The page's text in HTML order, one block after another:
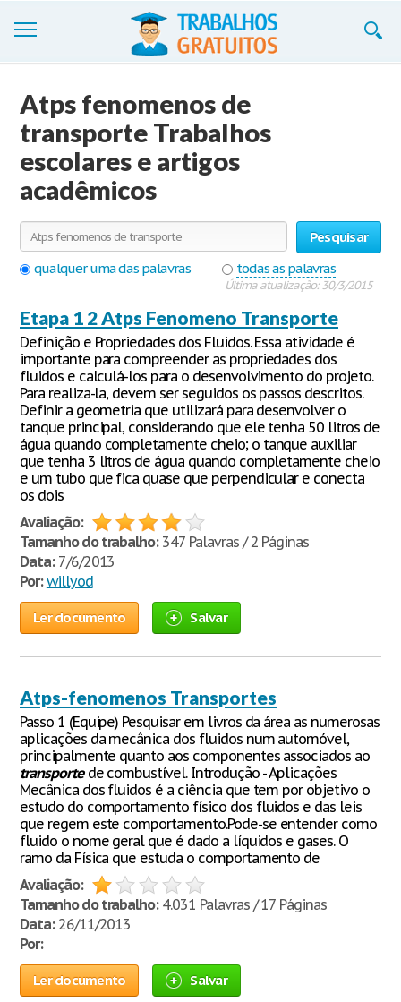
Cadastre-se
Entre
Blog
Contate-nos
Atps fenomenos de
transporte Trabalhos
escolares e artigos
acadêmicos
Pesquisar
qualquer uma das palavras
todas as palavras
Última atualização: 30/3/2015
Etapa 1 2 Atps Fenomeno Transporte
Definição e Propriedades dos Fluidos. Essa atividade é
importante para compreender as propriedades dos
fluidos e calculá-los para o desenvolvimento do projeto.
Para realiza-la, devem ser seguidos os passos descritos.
Definir a geometria que utilizará para desenvolver o
tanque principal, considerando que ele tenha 50 litros de
água quando completamente cheio; o tanque auxiliar
que tenha 3 litros de água quando completamente cheio
e um tubo que fica quase que perpendicular e conecta
os dois
Avaliação:
Tamanho do trabalho:347 Palavras / 2 Páginas
Data:7/6/2013
Por: willyod
Ler documento Salvar
Atps-fenomenos Transportes
Passo 1 (Equipe) Pesquisar em livros da área as numerosas
aplicações da mecânica dos fluidos num automóvel,
principalmente quanto aos componentes associados ao
transportede combustível. Introdução - Aplicações
Mecânica dos fluidos é a ciência que tem por objetivo o
estudo do comportamento físico dos fluidos e das leis
que regem este comportamento.Pode-se entender como
fluido o nome geral que é dado a líquidos e gases. O
ramo da Física que estuda o comportamento de
Avaliação:
Tamanho do trabalho:4.031 Palavras / 17 Páginas
Data:26/11/2013
Por:
Ler documento Salvar